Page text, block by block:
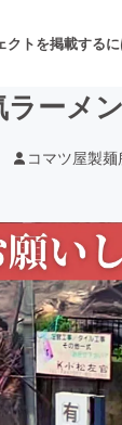
クトを掲載する
ビス開発
版
ーメ
コマツ屋製麺